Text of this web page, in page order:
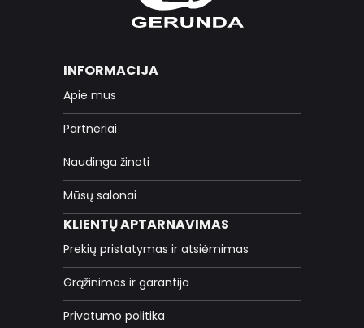
INFORMACIJA
Apie mus
Partneriai
Naudinga žinoti
Mūsų salonai
KLIENTŲ APTARNAVIMAS
Prekių pristatymas ir atsiėmimas
Grąžinimas ir garantija
Privatumo politika